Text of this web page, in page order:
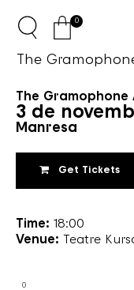
The
0
The Gramophone
3 de
Manresa
Get Tickets
Time: 18:00
Venue: Teatre
0